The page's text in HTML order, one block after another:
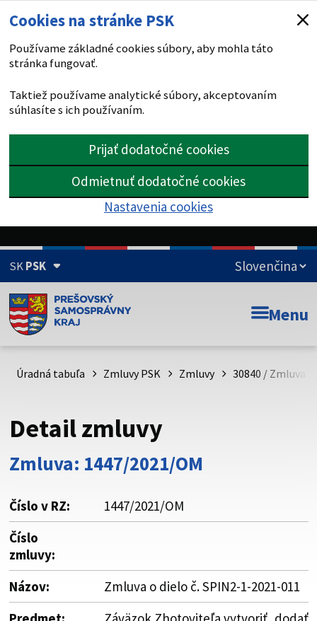
Cookies na stránke PSK
Používame základné cookies súbory, aby mohla táto
stránka fungovať.
Taktiež používame analytické súbory, akceptovaním
súhlasíte s ich používaním.
Prijať dodatočné cookies
Odmietnuť dodatočné cookies
Nastavenia cookies
SKPSK
Doména psk.sk je oficiálna
Toto je oficiálna webová stránka Prešovského
psk.sk.
Buďte pozorní a vždy sa uistite, že zdieľate informácie iba
cez zabezpečenú webovú stránku. Zabezpečená stránka
vždy začína https:// pred názvom domény webového sídla.
Menu
Úradná tabuľa Zmluvy PSK Zmluvy 30840 / Zmluva
Detail zmluvy
Zmluva: 1447/2021/OM
Číslo v RZ:
1447/2021/OM
Číslo
zmluvy:
Názov:
Zmluva o dielo č. SPIN2-1-2021-011